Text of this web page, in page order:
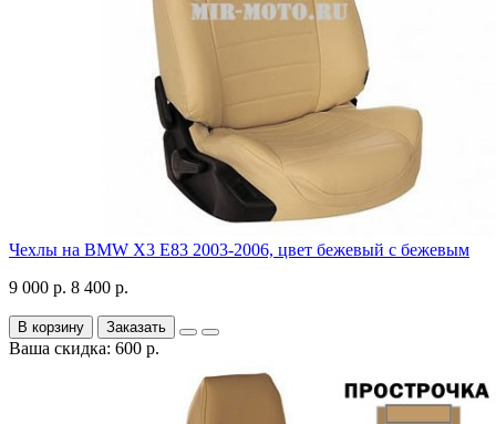
Чехлы на BMW X3 E83 2003-2006, цвет бежевый с бежевым
9 000 р. 8 400 р.
В корзину Заказать
Ваша скидка: 600 р.